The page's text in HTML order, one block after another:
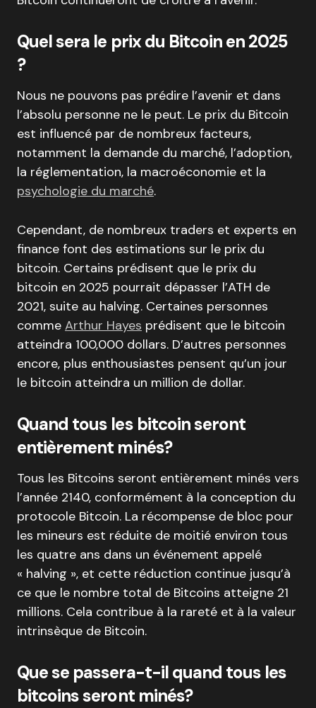
Quel sera le prix du Bitcoin en 2025
?
Nous ne pouvons pas prédire l’avenir et dans
l’absolu personne ne le peut. Le prix du Bitcoin
est influencé par de nombreux facteurs,
notamment la demande du marché, l’adoption,
la réglementation, la macroéconomie et la
psychologie du marché.
Cependant, de nombreux traders et experts en
finance font des estimations sur le prix du
bitcoin. Certains prédisent que le prix du
bitcoin en 2025 pourrait dépasser l’ATH de
2021, suite au halving. Certaines personnes
comme Arthur Hayes prédisent que le bitcoin
atteindra 100,000 dollars. D’autres personnes
encore, plus enthousiastes pensent qu’un jour
le bitcoin atteindra un million de dollar.
Quand tous les bitcoin seront
entièrement minés?
Tous les Bitcoins seront entièrement minés vers
l’année 2140, conformément à la conception du
protocole Bitcoin. La récompense de bloc pour
les mineurs est réduite de moitié environ tous
les quatre ans dans un événement appelé
« halving », et cette réduction continue jusqu’à
ce que le nombre total de Bitcoins atteigne 21
millions. Cela contribue à la rareté et à la valeur
intrinsèque de Bitcoin.
Que se passera-t-il quand tous les
bitcoins seront minés?